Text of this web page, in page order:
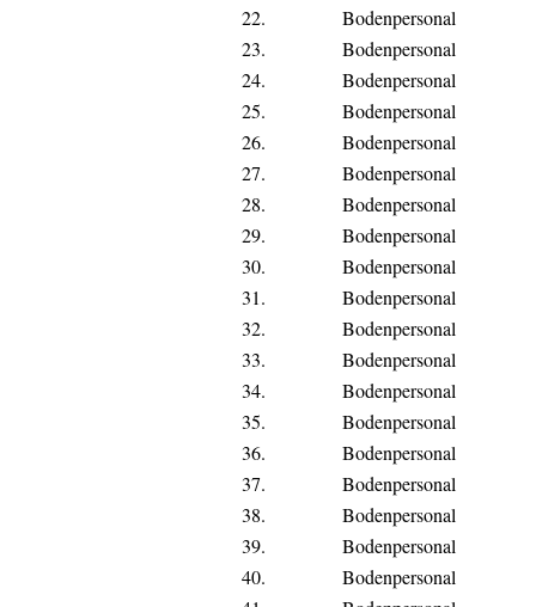
22.
Bodenpersonal
23.
Bodenpersonal
24.
Bodenpersonal
25.
Bodenpersonal
26.
Bodenpersonal
27.
Bodenpersonal
28.
Bodenpersonal
29.
Bodenpersonal
30.
Bodenpersonal
31.
Bodenpersonal
32.
Bodenpersonal
33.
Bodenpersonal
34.
Bodenpersonal
35.
Bodenpersonal
36.
Bodenpersonal
37.
Bodenpersonal
38.
Bodenpersonal
39.
Bodenpersonal
40.
Bodenpersonal